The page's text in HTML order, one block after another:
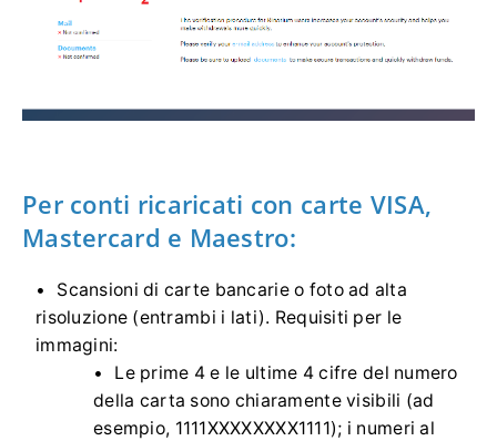
Per conti ricaricati con carte VISA,
Mastercard e Maestro:
Scansioni di carte bancarie o foto ad alta
risoluzione (entrambi i lati). Requisiti per le
immagini:
Le prime 4 e le ultime 4 cifre del numero
della carta sono chiaramente visibili (ad
esempio, 1111XXXXXXXX1111); i numeri al